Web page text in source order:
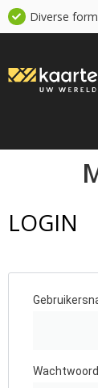
Diverse
LOGIN
Wachtwoord